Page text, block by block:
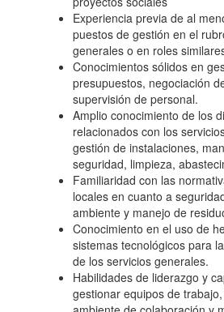
Experiencia previa de al
puestos de gestión en el
generales o en roles
Conocimientos sólidos en
presupuestos, negociación
supervisión de personal.
Amplio conocimiento de los
relacionados con los
gestión de instalaciones,
seguridad, limpieza,
Familiaridad con las
locales en cuanto a
ambiente y manejo de
Conocimiento en el uso de
sistemas tecnológicos para
de los servicios generales.
Habilidades de liderazgo y
gestionar equipos de